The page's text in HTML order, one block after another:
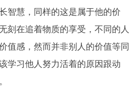
智慧，同样的这是属于他的价
刻在追着物质的享受，不同的人
值感，然而并非别人的价值等同
学习他人努力活着的原因跟动